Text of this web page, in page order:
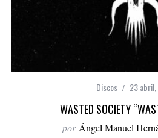
Discos 23
WASTED SOCIETY
por Ángel Manuel